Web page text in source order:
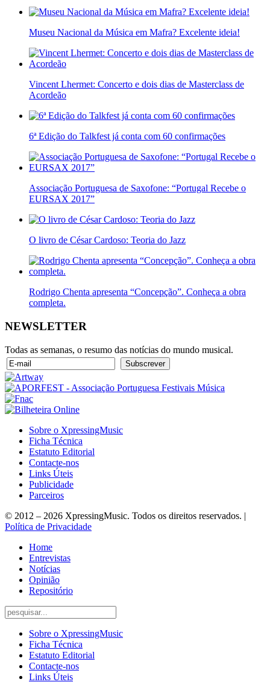
Museu Nacional da Música em Mafra? Excelente ideia!
Vincent Lhermet: Concerto e dois dias de Masterclass de
Acordeão
6ª Edição do Talkfest já conta com 60 confirmações
Associação Portuguesa de Saxofone: “Portugal Recebe o
EURSAX 2017”
O livro de César Cardoso: Teoria do Jazz
Rodrigo Chenta apresenta “Concepção”. Conheça a obra
completa.
NEWSLETTER
Todas as semanas, o resumo das notícias do mundo musical.
Sobre o XpressingMusic
Ficha Técnica
Estatuto Editorial
Contacte-nos
Links Úteis
Publicidade
Parceiros
© 2012 – 2026 XpressingMusic. Todos os direitos reservados. |
Política de Privacidade
Home
Entrevistas
Notícias
Opinião
Repositório
Sobre o XpressingMusic
Ficha Técnica
Estatuto Editorial
Contacte-nos
Links Úteis